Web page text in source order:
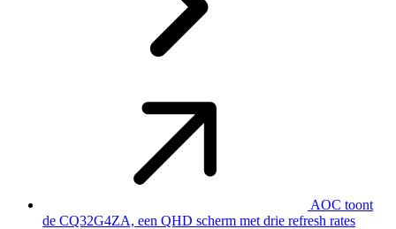
AOC toont
de CQ32G4ZA, een QHD scherm met drie refresh rates